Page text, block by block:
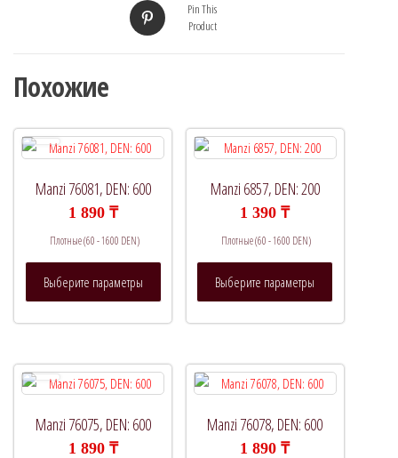
Pin This
Product
Похожие
Manzi 76081, DEN: 600
1 890 ₸
Плотные (60 - 1600 DEN)
Выберите параметры
Этот
Опции
можно
Manzi 6857, DEN: 200
1 390₸
Плотные (60 - 1600 DEN)
Выберите параметры
Опции
можно
Manzi 76075, DEN: 600
1 890 ₸
Manzi 76078, DEN: 600
1 890₸